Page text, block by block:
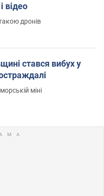
відео
дронів
стався вибух у
міні